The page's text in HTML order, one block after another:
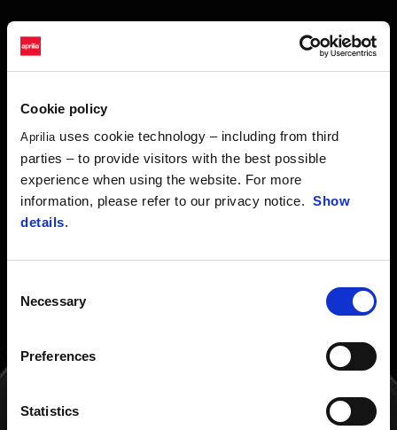
Cookie policy
Aprilia uses cookie technology – including from third
parties – to provide visitors with the best possible
experience when using the website. For more
information, please refer to our privacy notice. Show
details.
Selection
Necessary
Preferences
Statistics